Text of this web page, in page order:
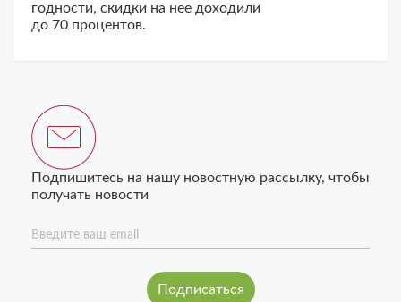
годности, скидки на нее доходили
до 70 процентов.
Подпишитесь на нашу новостную рассылку, чтобы
получать новости
Введите ваш email